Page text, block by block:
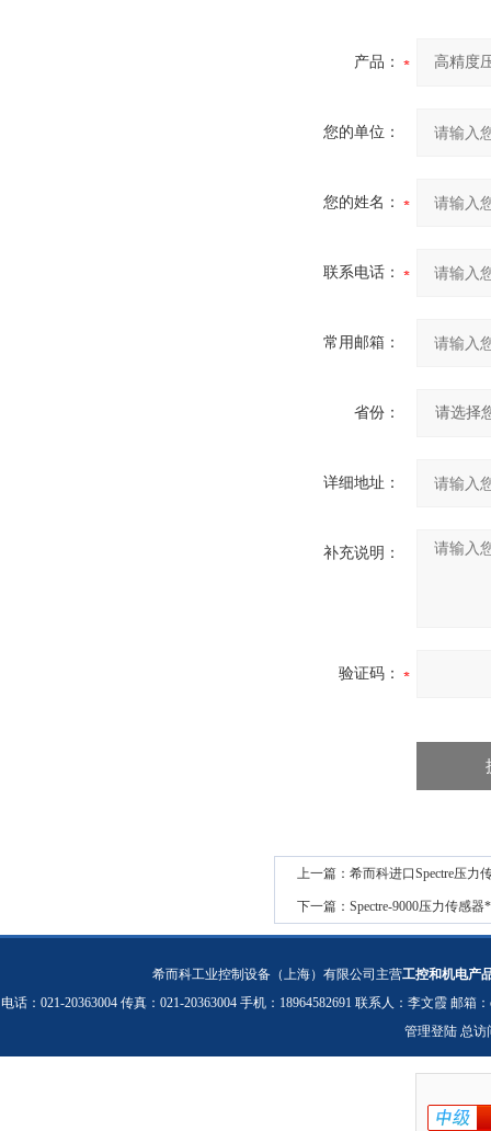
产品：
您的单位：
您的姓名：
联系电话：
常用邮箱：
省份：
详细地址：
补充说明：
验证码：
上一篇： 希而科进口Spectre压力
下一篇： Spectre-9000压力传感器*
希而科工业控制设备（上海）有限公司主营工控和机电产
电话：021-20363004 传真：021-20363004 手机：18964582691 联系人：李文霞 邮箱：
管理登陆 总访